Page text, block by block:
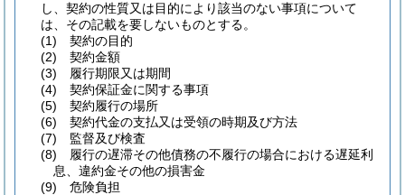
し、契約の性質又は目的により該当のない事項について
は、その記載を要しないものとする。
(1)
契約の目的
(2)
契約金額
(3)
履行期限又は期間
(4)
契約保証金に関する事項
(5)
契約履行の場所
(6)
契約代金の支払又は受領の時期及び方法
(7)
監督及び検査
(8)
履行の遅滞その他債務の不履行の場合における遅延利
息、違約金その他の損害金
(9)
危険負担